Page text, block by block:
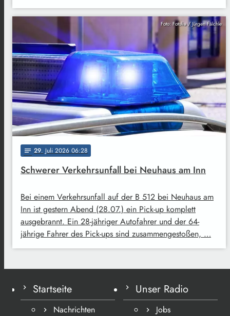
Foto: Fotolia / Jürgen Fälchle
notes 29. Juli 2026 06:28
Schwerer Verkehrsunfall bei Neuhaus am Inn
Bei einem Verkehrsunfall auf der B 512 bei Neuhaus am
Inn ist gestern Abend (28.07.) ein Pick-up komplett
ausgebrannt. Ein 28-jähriger Autofahrer und der 64-
jährige Fahrer des Pick-ups sind zusammengestoßen, …
Startseite
Nachrichten
Unser Radio
Jobs